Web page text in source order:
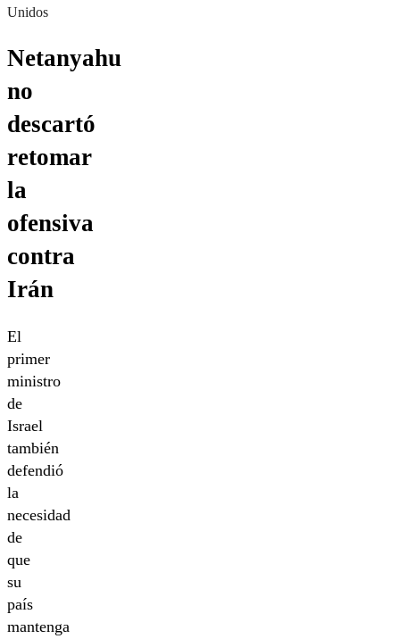
Unidos
Netanyahu
no
descartó
retomar
la
ofensiva
contra
Irán
El
primer
ministro
de
Israel
también
defendió
la
necesidad
de
que
su
país
mantenga